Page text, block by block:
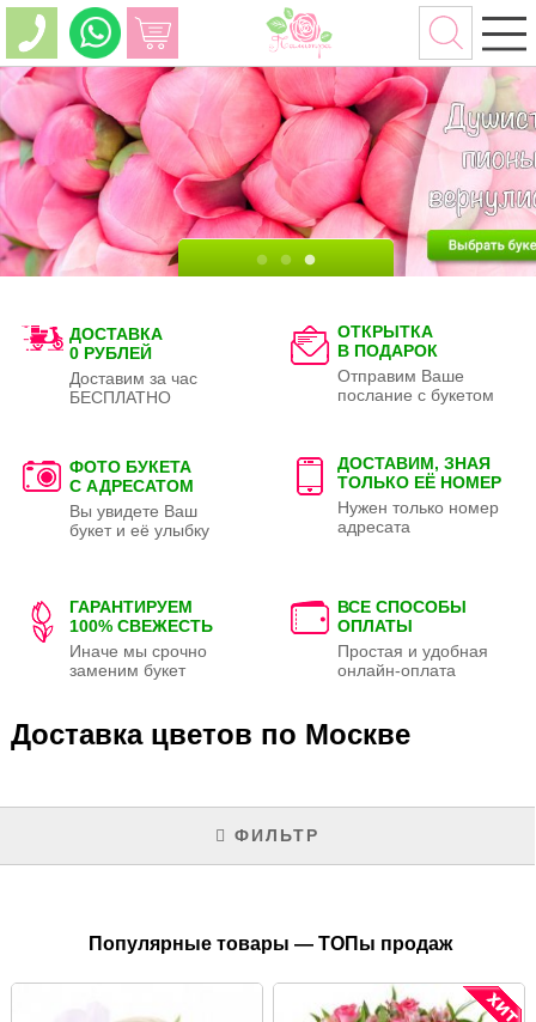
ДОСТАВКА
0 РУБЛЕЙ
Доставим за час
БЕСПЛАТНО
ОТКРЫТКА
В ПОДАРОК
Отправим Ваше
послание с букетом
ФОТО БУКЕТА
С АДРЕСАТОМ
Вы увидете Ваш
букет и её улыбку
ДОСТАВИМ, ЗНАЯ
ТОЛЬКО ЕЁ НОМЕР
Нужен только номер
адресата
ГАРАНТИРУЕМ
100% СВЕЖЕСТЬ
Иначе мы срочно
заменим букет
ВСЕ СПОСОБЫ
ОПЛАТЫ
Простая и удобная
онлайн-оплата
Доставка цветов по Москве
ФИЛЬТР
Популярные товары — ТОПы продаж